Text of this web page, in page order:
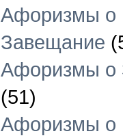
Афоризмы о
Завещание
Афоризмы о
(51)
Афоризмы о